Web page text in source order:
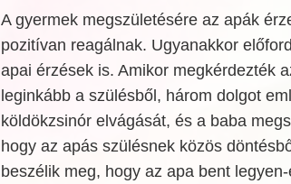
A gyermek megszületésére az apák
pozitívan reagálnak. Ugyanakkor
apai érzések is. Amikor megkérdezték
leginkább a szülésből, három dolgot
köldökzsinór elvágását, és a baba
hogy az apás szülésnek közös
beszélik meg, hogy az apa bent